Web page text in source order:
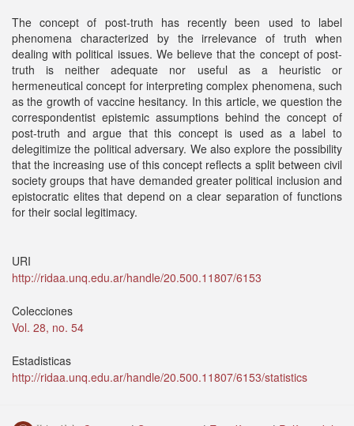
The concept of post-truth has recently been used to label
phenomena characterized by the irrelevance of truth when
dealing with political issues. We believe that the concept of post-
truth is neither adequate nor useful as a heuristic or
hermeneutical concept for interpreting complex phenomena, such
as the growth of vaccine hesitancy. In this article, we question the
correspondentist epistemic assumptions behind the concept of
post-truth and argue that this concept is used as a label to
delegitimize the political adversary. We also explore the possibility
that the increasing use of this concept reflects a split between civil
society groups that have demanded greater political inclusion and
epistocratic elites that depend on a clear separation of functions
for their social legitimacy.
URI
http://ridaa.unq.edu.ar/handle/20.500.11807/6153
Colecciones
Vol. 28, no. 54
Estadisticas
http://ridaa.unq.edu.ar/handle/20.500.11807/6153/statistics